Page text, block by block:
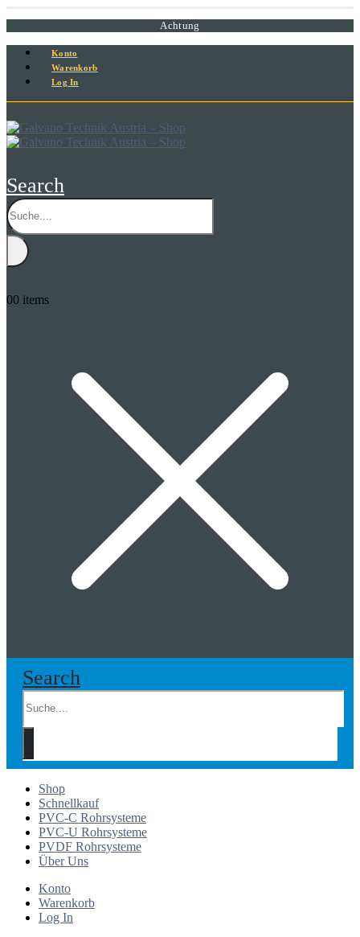
Achtung
Konto
Warenkorb
Log In
Search
00 items
Search
Shop
Schnellkauf
PVC-C Rohrsysteme
PVC-U Rohrsysteme
PVDF Rohrsysteme
Über Uns
Konto
Warenkorb
Log In